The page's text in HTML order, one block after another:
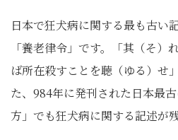
日本で狂犬病に関する最も古い
「養老律令」です。「其（そ）
ば所在殺すことを聴（ゆる）せ
た、984年に発刊された日本最
方」でも狂犬病に関する記述が